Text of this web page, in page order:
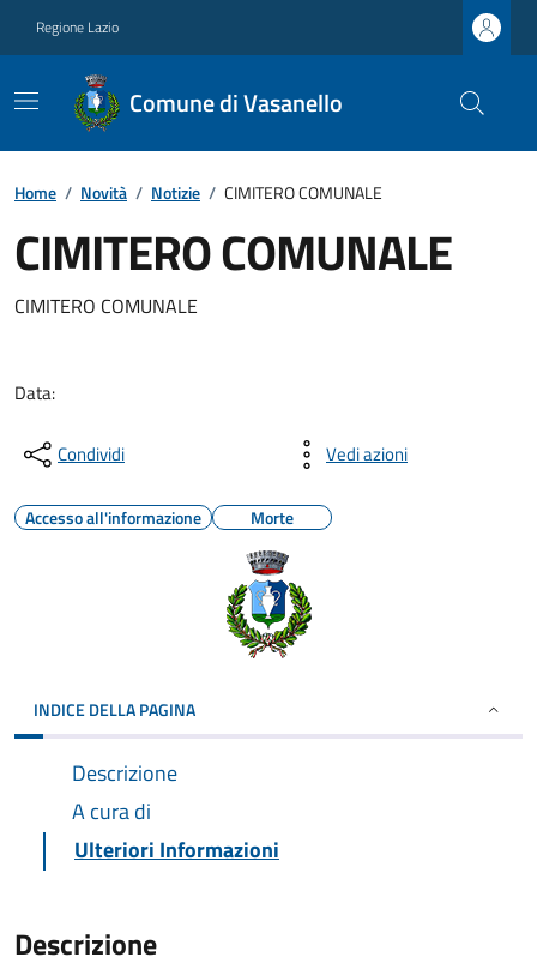
Regione Lazio
Comune di Vasanello
Home / Novità / Notizie / CIMITERO COMUNALE
CIMITERO COMUNALE
CIMITERO COMUNALE
Data:
Condividi Vedi azioni
Accesso all'informazione Morte
INDICE DELLA PAGINA
Descrizione
A cura di
Ulteriori Informazioni
Descrizione